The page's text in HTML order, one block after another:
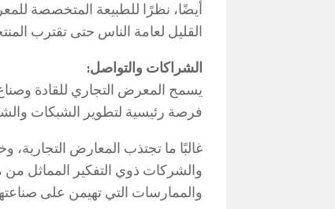
أيضًا، نظرًا للطبيعة المتخصصة
القليل لعامة الناس حتى تقترب
الشراكات والتواصل:
يسمح المعرض التجاري للقادة
فرصة رئيسية لتطوير الشبكات
غالبًا ما تجتذب المعارض التجارية،
والشركات ذوي التفكير المماثل من
والممارسات التي تهيمن على